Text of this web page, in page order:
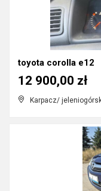
toyota corolla e12
Karpacz/
12 900,00 zł